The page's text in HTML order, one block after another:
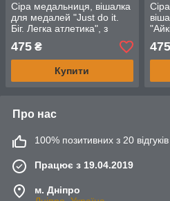
Сіра медальниця, вішалка
для медалей "Just do it.
Біг. Легка атлетика", з
дерева
475 ₴
Купити
475
Про нас
100% позитивних з 20 відгуків
Працює з 19.04.2019
м. Дніпро